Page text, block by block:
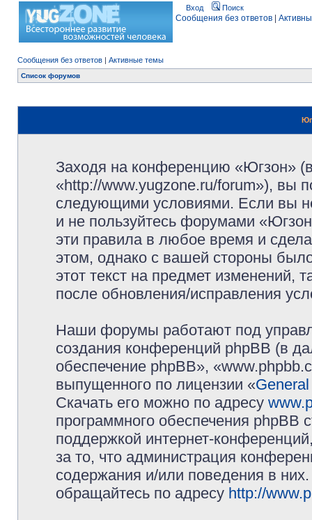
Вход Поиск
Сообщения без ответов
Сообщения без ответов | Активные темы
Список форумов
Заходя на конференцию «Югзон»
«http://www.yugzone.ru/forum»), вы
следующими условиями. Если вы
и не пользуйтесь форумами
эти правила в любое время и
этом, однако с вашей стороны
этот текст на предмет изменений,
после обновления/исправления
Наши форумы работают под
создания конференций phpBB (в
обеспечение phpBB»,
выпущенного по лицензии «
Скачать его можно по адресу
программного обеспечения phpBB
поддержкой интернет-
за то, что администрация
содержания и/или поведения в
обращайтесь по адресу http://